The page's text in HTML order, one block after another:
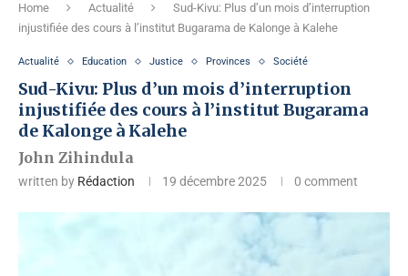
Home Actualité
Sud-Kivu: Plus d’un mois d’interruption
injustifiée des cours à l’institut Bugarama de Kalonge à Kalehe
Actualité Education Justice Provinces Société
Sud-Kivu: Plus d’un mois d’interruption
injustifiée des cours à l’institut Bugarama
de Kalonge à Kalehe
John Zihindula
written by Rédaction 19 décembre 2025 0 comment